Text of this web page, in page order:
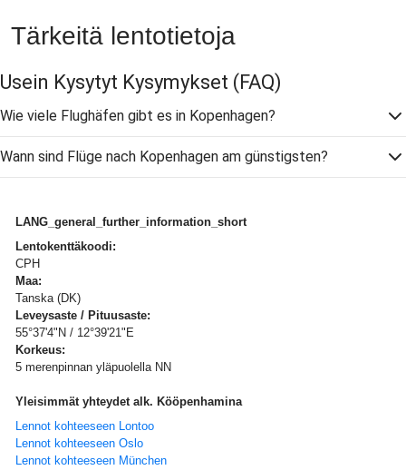
Tärkeitä lentotietoja
Usein Kysytyt Kysymykset (FAQ)
Wie viele Flughäfen gibt es in Kopenhagen?
Wann sind Flüge nach Kopenhagen am günstigsten?
LANG_general_further_information_short
Lentokenttäkoodi:
CPH
Maa:
Tanska (DK)
Leveysaste / Pituusaste:
55°37'4"N / 12°39'21"E
Korkeus:
5 merenpinnan yläpuolella NN
Yleisimmät yhteydet alk. Kööpenhamina
Lennot kohteeseen Lontoo
Lennot kohteeseen Oslo
Lennot kohteeseen München